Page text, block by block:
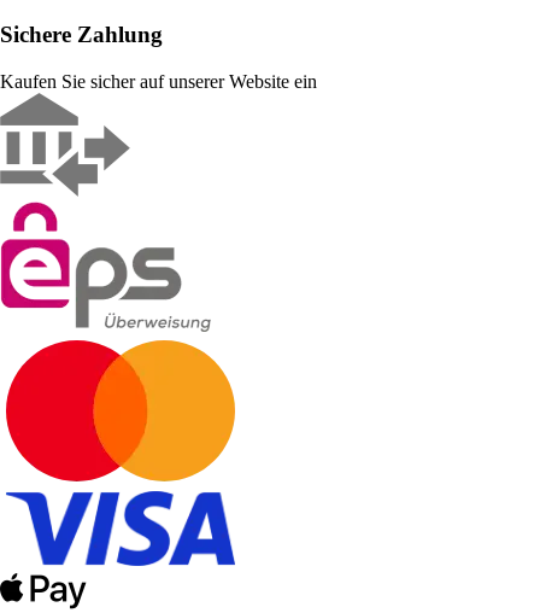
Sichere Zahlung
Kaufen Sie sicher auf unserer Website ein